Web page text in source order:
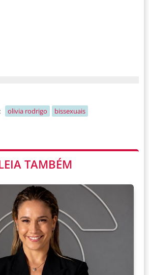
olivia rodrigo bissexuais
TAMBÉM